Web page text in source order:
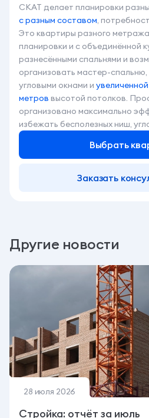
СКАТ делает планировки
с разным составом,
Это квартиры разного
планировки и с объединённой
разнесёнными спальнями и
организовать мастер-
угловыми окнами и
метров высотой потолков.
организовано максимально
избежать бесполезных ниш,
Выбрать
Заказать
Другие новости
28 июля 2026
Стройка: отчёт за июль